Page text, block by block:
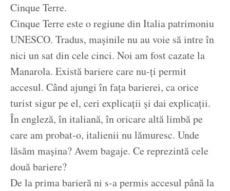
Cinque Terre.
Cinque Terre este o regiune din Italia patrimoniu
UNESCO. Tradus, mașinile nu au voie să intre în
nici un sat din cele cinci. Noi am fost cazate la
Manarola. Există bariere care nu-ți permit
accesul. Când ajungi în fața barierei, ca orice
turist sigur pe el, ceri explicații și dai explicații.
În engleză, în italiană, în oricare altă limbă pe
care am probat-o, italienii nu lămuresc. Unde
lăsăm mașina? Avem bagaje. Ce reprezintă cele
două bariere?
De la prima barieră ni s-a permis accesul până la